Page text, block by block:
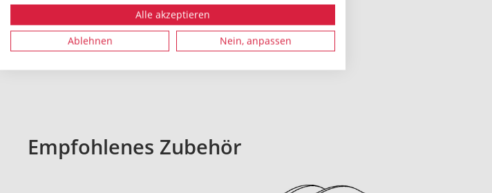
Alle akzeptieren
Ablehnen Nein, anpassen
Alle Maße in mm. Technische Änderungen vorbehalten.
Empfohlenes Zubehör